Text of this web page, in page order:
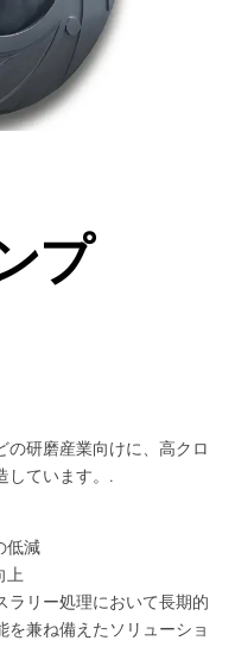
プ
研磨産業向けに、高クロ
しています。.
低減
上
ラリー処理において長期的
兼ね備えたソリューショ